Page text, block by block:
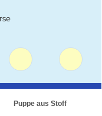
Puppe aus Stoff